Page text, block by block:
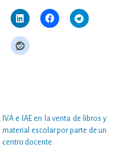
IVA e IAE en la venta de libros y
material escolar por parte de un
centro docente.